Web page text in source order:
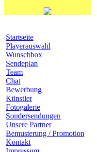
Startseite
Playerauswahl
Wunschbox
Sendeplan
Team
Chat
Bewerbung
Künstler
Fotogalerie
Sondersendungen
Unsere Partner
Bemusterung / Promotion
Kontakt